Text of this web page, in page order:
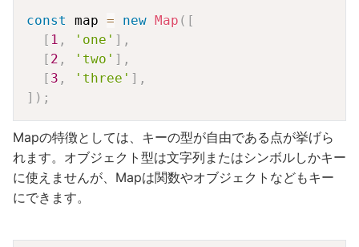
const map = new Map ( [
[ 1 , 'one' ] ,
[ 2 , 'two' ] ,
[ 3 , 'three' ] ,
] ) ;
Mapの特徴としては、キーの型が自由である点が挙げら
れます。オブジェクト型は文字列またはシンボルしかキー
に使えませんが、Mapは関数やオブジェクトなどもキー
にできます。